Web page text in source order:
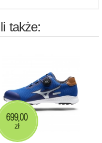
także:
699,00
zł